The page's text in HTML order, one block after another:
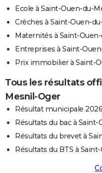
Ecole à Saint-Ouen-du-
Crèches à Saint-Ouen-
Maternités à Saint-
Entreprises à Saint-
Prix immobilier à Saint-
Tous les résultats
Mesnil-Oger
Résultat municipale
Résultats du bac à
Résultats du brevet à
Résultats du BTS à